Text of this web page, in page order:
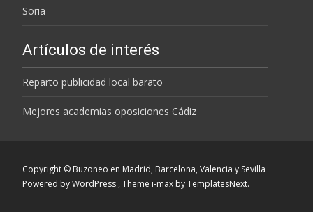
Soria
Artículos de interés
Reparto publicidad local barato
Mejores academias oposiciones Cádiz
Copyright © Buzoneo en Madrid, Barcelona, Valencia y Sevilla
Powered by WordPress , Theme i-max by TemplatesNext.